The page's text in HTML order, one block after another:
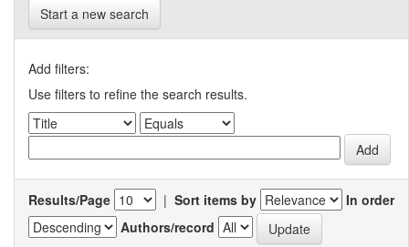
Start a new search
Add filters:
Use filters to refine the search results.
Results/Page | Sort items by
In order
Authors/record